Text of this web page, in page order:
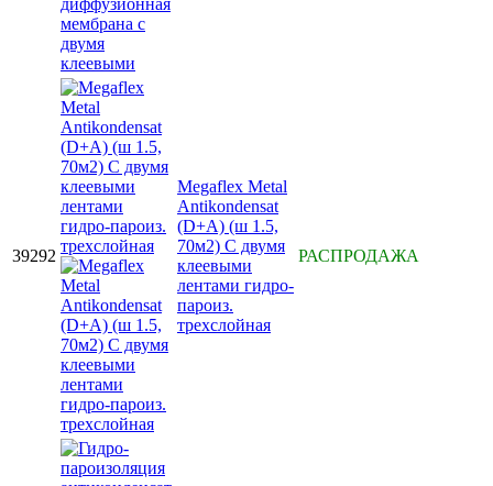
39292
Megaflex Metal
Antikondensat
(D+A) (ш 1.5,
70м2) C двумя
клеевыми
лентами гидро-
пароиз.
трехслойная
РАСПРОДАЖА